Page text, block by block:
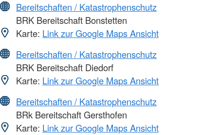
Bereitschaften / Katastrophenschutz
BRK Bereitschaft Bonstetten
Karte: Link zur Google Maps Ansicht
Bereitschaften / Katastrophenschutz
BRK Bereitschaft Diedorf
Karte: Link zur Google Maps Ansicht
Bereitschaften / Katastrophenschutz
BRk Bereitschaft Gersthofen
Karte: Link zur Google Maps Ansicht